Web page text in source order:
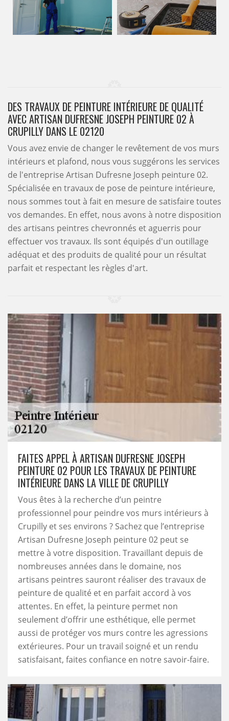
DES TRAVAUX DE PEINTURE INTÉRIEURE DE QUALITÉ
AVEC ARTISAN DUFRESNE JOSEPH PEINTURE 02 À
CRUPILLY DANS LE 02120
Vous avez envie de changer le revêtement de vos murs
intérieurs et plafond, nous vous suggérons les services
de l'entreprise Artisan Dufresne Joseph peinture 02.
Spécialisée en travaux de pose de peinture intérieure,
nous sommes tout à fait en mesure de satisfaire toutes
vos demandes. En effet, nous avons à notre disposition
des artisans peintres chevronnés et aguerris pour
effectuer vos travaux. Ils sont équipés d'un outillage
adéquat et des produits de qualité pour un résultat
parfait et respectant les règles d'art.
FAITES APPEL À ARTISAN DUFRESNE JOSEPH
PEINTURE 02 POUR LES TRAVAUX DE PEINTURE
INTÉRIEURE DANS LA VILLE DE CRUPILLY
Vous êtes à la recherche d’un peintre
professionnel pour peindre vos murs intérieurs à
Crupilly et ses environs ? Sachez que l’entreprise
Artisan Dufresne Joseph peinture 02 peut se
mettre à votre disposition. Travaillant depuis de
nombreuses années dans le domaine, nos
artisans peintres sauront réaliser des travaux de
peinture de qualité et en parfait accord à vos
attentes. En effet, la peinture permet non
seulement d’offrir une esthétique, elle permet
aussi de protéger vos murs contre les agressions
extérieures. Pour un travail soigné et un rendu
satisfaisant, faites confiance en notre savoir-faire.